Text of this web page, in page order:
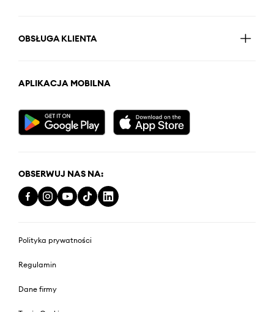
OBSŁUGA KLIENTA
APLIKACJA MOBILNA
OBSERWUJ NAS NA:
Polityka prywatności
Regulamin
Dane firmy